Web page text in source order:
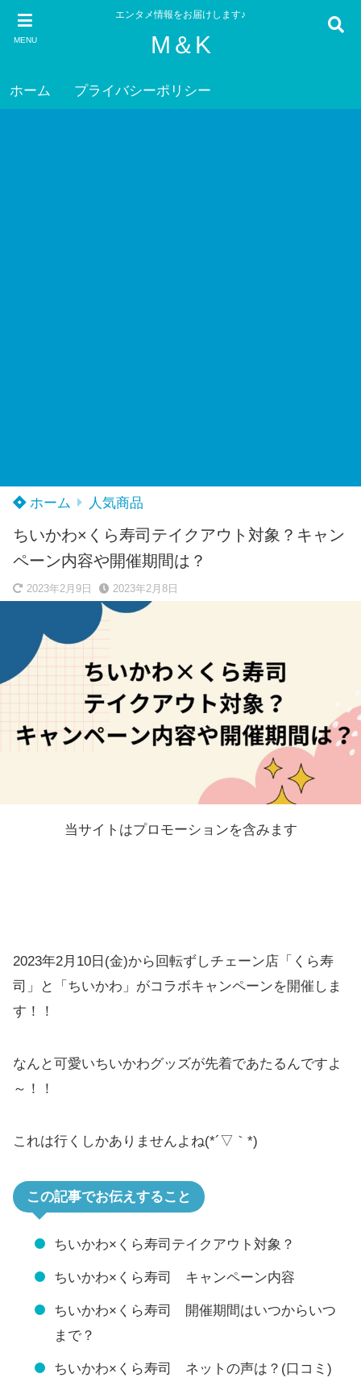
MENU
エンタメ情報をお届けします♪
M＆K
ホーム プライバシーポリシー
ホーム 人気商品
ちいかわ×くら寿司テイクアウト対象？キャン
ペーン内容や開催期間は？
2023年2月9日 2023年2月8日
当サイトはプロモーションを含みます
2023年2月10日(金)から回転ずしチェーン店「くら寿
司」と「ちいかわ」がコラボキャンペーンを開催しま
す！！
なんと可愛いちいかわグッズが先着であたるんですよ
～！！
これは行くしかありませんよね(*´▽｀*)
この記事でお伝えすること
ちいかわ×くら寿司テイクアウト対象？
ちいかわ×くら寿司 キャンペーン内容
ちいかわ×くら寿司 開催期間はいつからいつ
まで？
ちいかわ×くら寿司 ネットの声は？(口コミ)